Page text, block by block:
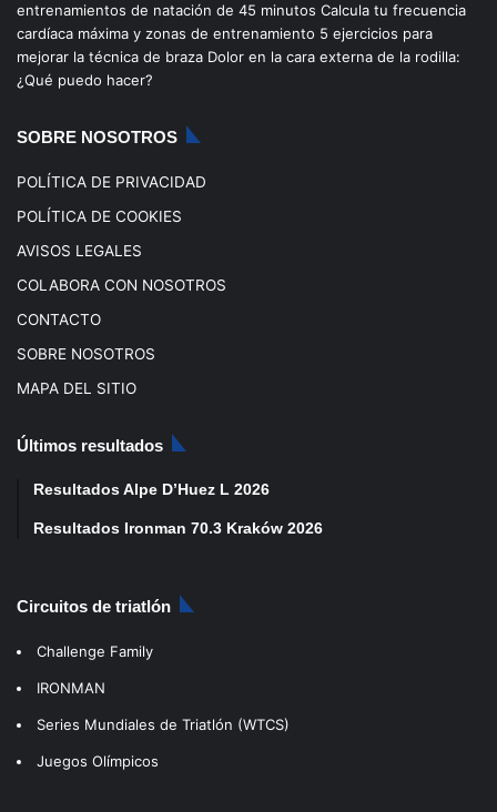
o
b
g
k
entrenamientos de natación de 45 minutos Calcula tu frecuencia
cardíaca máxima y zonas de entrenamiento 5 ejercicios para
mejorar la técnica de braza Dolor en la cara externa de la rodilla:
¿Qué puedo hacer?
SOBRE NOSOTROS
POLÍTICA DE PRIVACIDAD
POLÍTICA DE COOKIES
AVISOS LEGALES
COLABORA CON NOSOTROS
CONTACTO
SOBRE NOSOTROS
MAPA DEL SITIO
Últimos resultados
Resultados Alpe D’Huez L 2026
Resultados Ironman 70.3 Kraków 2026
Circuitos de triatlón
Challenge Family
IRONMAN
Series Mundiales de Triatlón (WTCS)
Juegos Olímpicos